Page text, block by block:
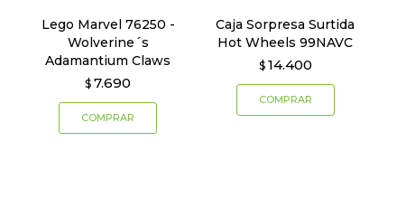
Lego Marvel 76250 -
Wolverine´s
Adamantium Claws
$ 7.690
Caja Sorpresa Surtida
Hot Wheels 99NAVC
$ 14.400